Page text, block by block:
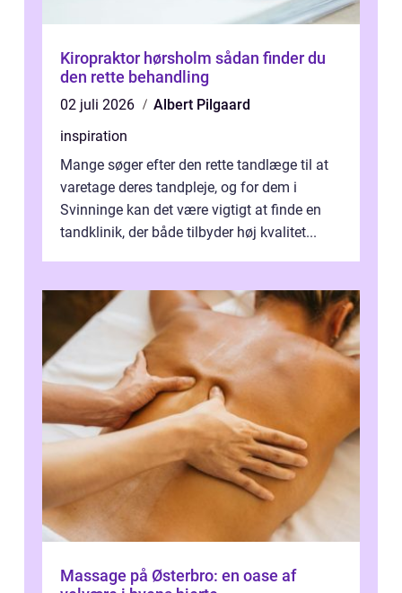
Kiropraktor hørsholm sådan finder du
den rette behandling
02 juli 2026
Albert Pilgaard
inspiration
Mange søger efter den rette tandlæge til at
varetage deres tandpleje, og for dem i
Svinninge kan det være vigtigt at finde en
tandklinik, der både tilbyder høj kvalitet...
Massage på Østerbro: en oase af